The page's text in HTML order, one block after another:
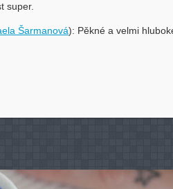
super.
Šarmanová): Pěkné a velmi